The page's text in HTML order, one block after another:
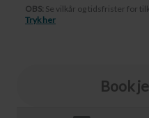
OBS: Se vilkår og tidsfrister for
Tryk her
Book